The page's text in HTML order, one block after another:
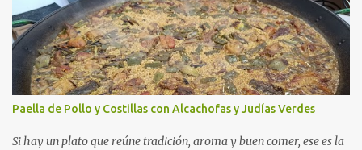
Paella de Pollo y Costillas con Alcachofas y Judías Verdes
Si hay un plato que reúne tradición, aroma y buen comer, ese es la